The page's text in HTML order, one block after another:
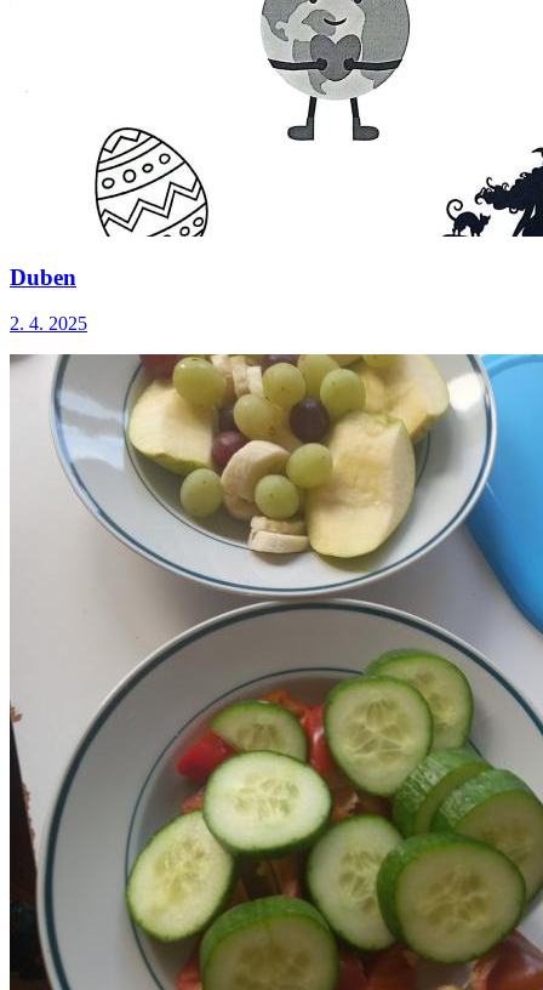
Duben
2. 4. 2025